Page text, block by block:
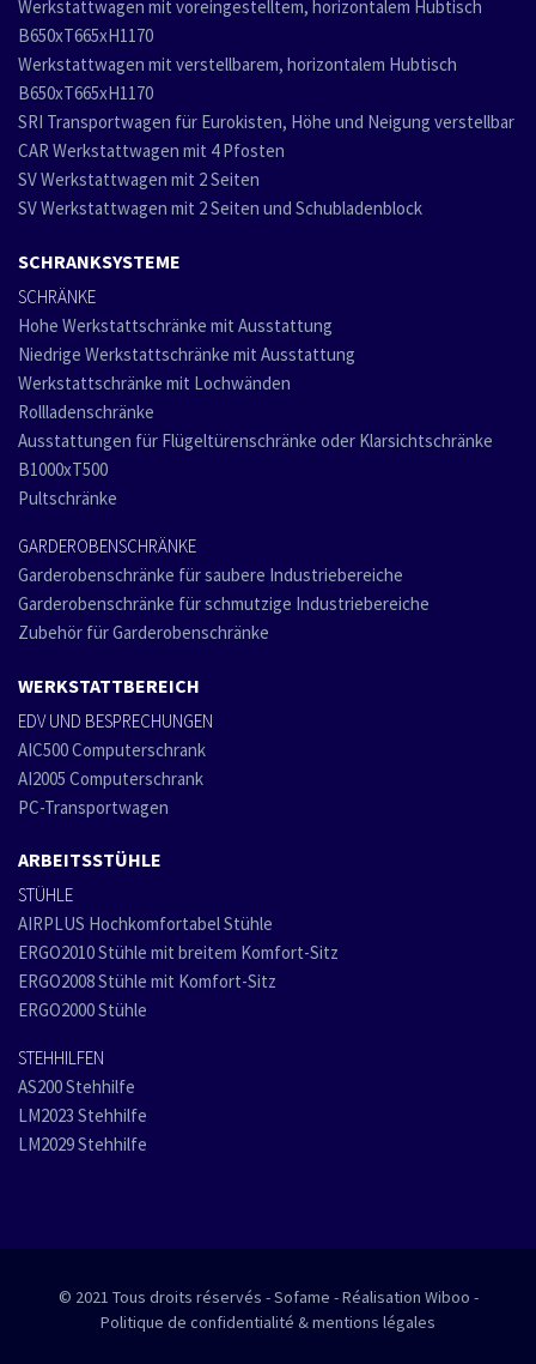
Werkstattwagen mit voreingestelltem, horizontalem Hubtisch
B650xT665xH1170
Werkstattwagen mit verstellbarem, horizontalem Hubtisch
B650xT665xH1170
SRI Transportwagen für Eurokisten, Höhe und Neigung verstellbar
CAR Werkstattwagen mit 4 Pfosten
SV Werkstattwagen mit 2 Seiten
SV Werkstattwagen mit 2 Seiten und Schubladenblock
SCHRANKSYSTEME
SCHRÄNKE
Hohe Werkstattschränke mit Ausstattung
Niedrige Werkstattschränke mit Ausstattung
Werkstattschränke mit Lochwänden
Rollladenschränke
Ausstattungen für Flügeltürenschränke oder Klarsichtschränke
B1000xT500
Pultschränke
GARDEROBENSCHRÄNKE
Garderobenschränke für saubere Industriebereiche
Garderobenschränke für schmutzige Industriebereiche
Zubehör für Garderobenschränke
WERKSTATTBEREICH
EDV UND BESPRECHUNGEN
AIC500 Computerschrank
AI2005 Computerschrank
PC-Transportwagen
ARBEITSSTÜHLE
STÜHLE
AIRPLUS Hochkomfortabel Stühle
ERGO2010 Stühle mit breitem Komfort-Sitz
ERGO2008 Stühle mit Komfort-Sitz
ERGO2000 Stühle
STEHHILFEN
AS200 Stehhilfe
LM2023 Stehhilfe
LM2029 Stehhilfe
© 2021 Tous droits réservés - Sofame - Réalisation Wiboo -
Politique de confidentialité & mentions légales